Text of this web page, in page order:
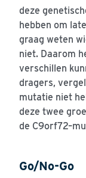
deze
hebben om
graag weten
niet. Daarom
verschillen
dragers,
mutatie niet
deze twee
de C9orf72–
Go/No-Go